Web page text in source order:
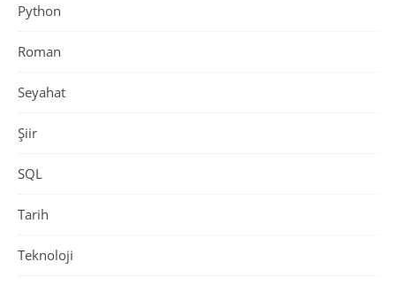
Python
Roman
Seyahat
Şiir
SQL
Tarih
Teknoloji